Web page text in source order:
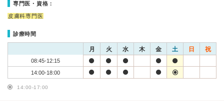
専門医・資格：
皮膚科専門医
診療時間
月 火 水 木 金 土 日 祝
08:45-12:15
14:00-18:00
14:00-17:00